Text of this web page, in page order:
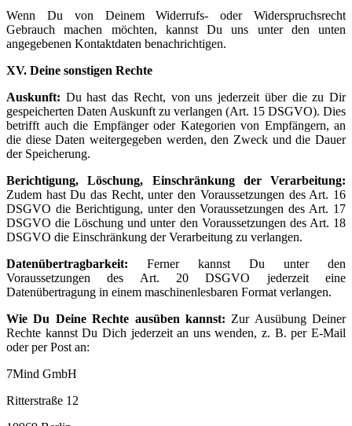
Wenn Du von Deinem Widerrufs- oder Widerspruchsrecht
Gebrauch machen möchten, kannst Du uns unter den unten
angegebenen Kontaktdaten benachrichtigen.
XV. Deine sonstigen Rechte
Auskunft: Du hast das Recht, von uns jederzeit über die zu Dir
gespeicherten Daten Auskunft zu verlangen (Art. 15 DSGVO). Dies
betrifft auch die Empfänger oder Kategorien von Empfängern, an
die diese Daten weitergegeben werden, den Zweck und die Dauer
der Speicherung.
Berichtigung, Löschung, Einschränkung der Verarbeitung:
Zudem hast Du das Recht, unter den Voraussetzungen des Art. 16
DSGVO die Berichtigung, unter den Voraussetzungen des Art. 17
DSGVO die Löschung und unter den Voraussetzungen des Art. 18
DSGVO die Einschränkung der Verarbeitung zu verlangen.
Datenübertragbarkeit: Ferner kannst Du unter den
Voraussetzungen des Art. 20 DSGVO jederzeit eine
Datenübertragung in einem maschinenlesbaren Format verlangen.
Wie Du Deine Rechte ausüben kannst: Zur Ausübung Deiner
Rechte kannst Du Dich jederzeit an uns wenden, z. B. per E-Mail
oder per Post an:
7Mind GmbH
Ritterstraße 12